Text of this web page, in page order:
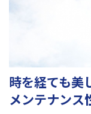
時を経ても美
メンテナンス